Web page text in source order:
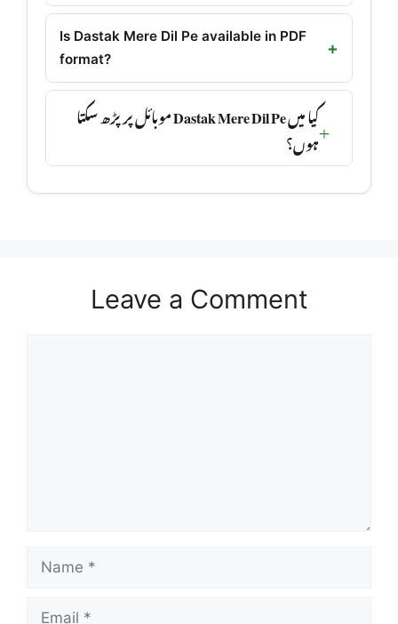
Is Dastak Mere Dil Pe available in PDF
format?
کیا میں Dastak Mere Dil Pe موبائل پر پڑھ سکتا
ہوں؟
Leave a Comment